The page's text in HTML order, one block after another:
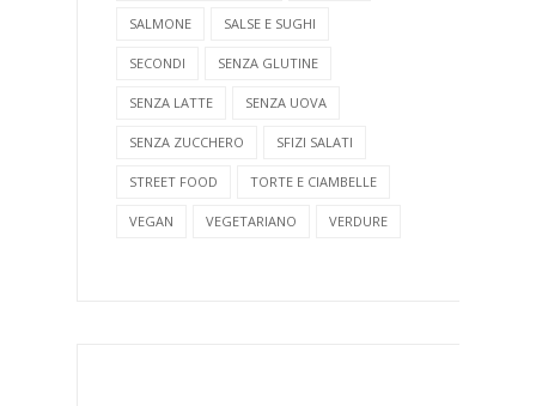
SALMONE SALSE E SUGHI
SECONDI SENZA GLUTINE
SENZA LATTE SENZA UOVA
SENZA ZUCCHERO SFIZI SALATI
STREET FOOD TORTE E CIAMBELLE
VEGAN VEGETARIANO VERDURE